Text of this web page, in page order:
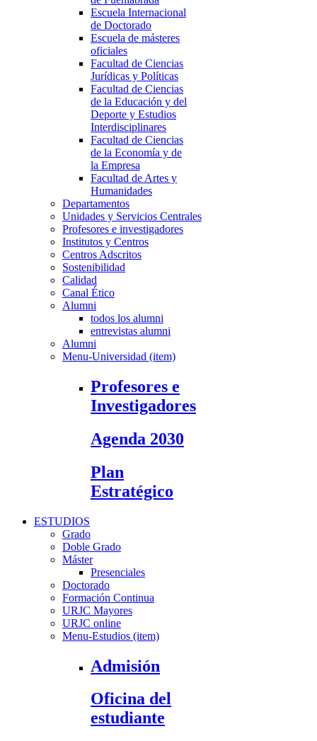
Escuela Internacional
de Doctorado
Escuela de másteres
oficiales
Facultad de Ciencias
Jurídicas y Políticas
Facultad de Ciencias
de la Educación y del
Deporte y Estudios
Interdisciplinares
Facultad de Ciencias
de la Economía y de
la Empresa
Facultad de Artes y
Humanidades
Departamentos
Unidades y Servicios Centrales
Profesores e investigadores
Institutos y Centros
Centros Adscritos
Sostenibilidad
Calidad
Canal Ético
Alumni
todos los alumni
entrevistas alumni
Alumni
Menu-Universidad (item)
Profesores e
Investigadores
Agenda 2030
Plan
Estratégico
ESTUDIOS
Grado
Doble Grado
Máster
Presenciales
Doctorado
Formación Continua
URJC Mayores
URJC online
Menu-Estudios (item)
Admisión
Oficina del
estudiante